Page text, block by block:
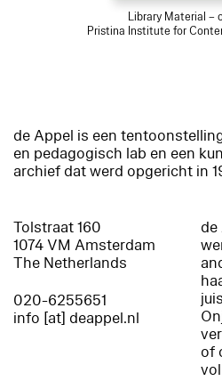
Library Material –
Pristina Institute for
de Appel is een
en pedagogisch lab en een
archief dat werd opgericht in
Tolstraat 160
1074 VM Amsterdam
The Netherlands
020-6255651
info [at] deappel.nl
of